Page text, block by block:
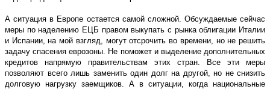
А ситуация в Европе остается самой сложной. Обсуждаемые сейчас
меры по наделению ЕЦБ правом выкупать с рынка облигации Италии
и Испании, на мой взгляд, могут отсрочить во времени, но не решить
задачу спасения еврозоны. Не поможет и выделение дополнительных
кредитов напрямую правительствам этих стран. Все эти меры
позволяют всего лишь заменить один долг на другой, но не снизить
долговую нагрузку заемщиков. А в ситуации, когда национальные